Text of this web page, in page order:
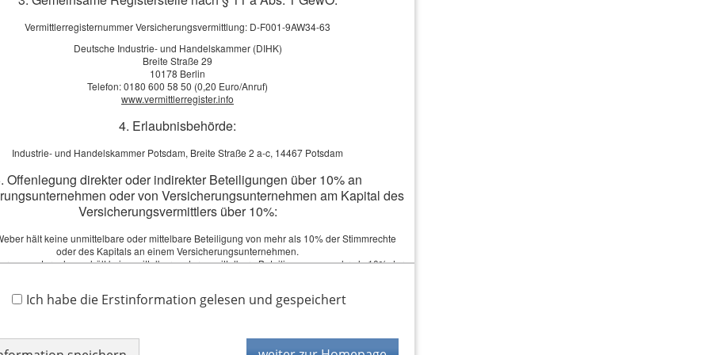
ob ein Schaden durch Überspannung, Feuchtigkeit oder Fahrlässigkeit entstanden ist. Vor den
schützt Sie die Elektronikversicherung.
unverbindlich und individuell beraten. Wir freuen uns auf Sie.
zur Elektronikversicherung anfordern!
Vermittlerregisternummer Versicherungsvermittlung: D-F001-9AW34-63
Deutsche Industrie- und Handelskammer (DIHK)
Breite Straße 29
10178 Berlin
Telefon: 0180 600 58 50 (0,20 Euro/Anruf)
www.vermittlerregister.info
4. Erlaubnisbehörde:
Industrie- und Handelskammer Potsdam, Breite Straße 2 a-c, 14467 Potsdam
Offenlegung direkter oder indirekter Beteiligungen über 10% an
oder von Versicherungsunternehmen am Kapital des
Versicherungsvermittlers über 10%:
hält keine unmittelbare oder mittelbare Beteiligung von mehr als 10% der Stimmrechte
oder des Kapitals an einem Versicherungsunternehmen.
hält keine mittelbare oder unmittelbare Beteiligung von mehr als 10% der
6. Schlichtungsstellen:
Postfach 08 06 32, 10006 Berlin
Ich habe die Erstinformation gelesen und gespeichert